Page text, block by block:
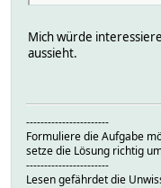
Mich würde
aussieht.
-----------------------
Formuliere die Aufgabe
setze die Lösung richtig
-----------------------
Lesen gefährdet die